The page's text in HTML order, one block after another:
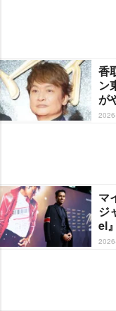
香
ン
が
マ
ジ
el